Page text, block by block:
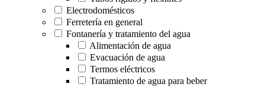
Electrodomésticos
Ferretería en general
Fontanería y tratamiento del agua
Alimentación de agua
Evacuación de agua
Termos eléctricos
Tratamiento de agua para beber